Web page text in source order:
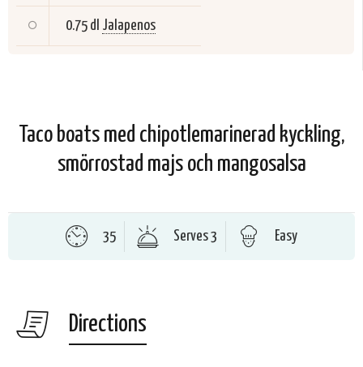
0.75 dl Jalapenos
Taco boats med chipotlemarinerad kyckling,
smörrostad majs och mangosalsa
35 Serves 3 Easy
Directions